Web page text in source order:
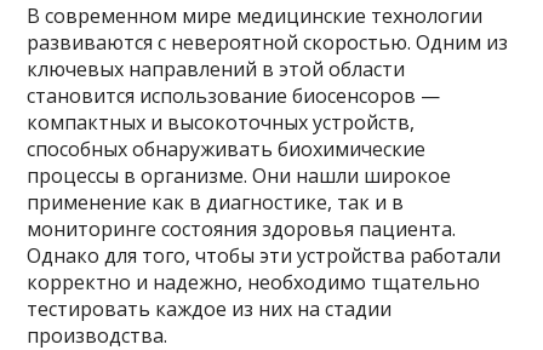
В современном мире медицинские технологии
развиваются с невероятной скоростью. Одним из
ключевых направлений в этой области
становится использование биосенсоров —
компактных и высокоточных устройств,
способных обнаруживать биохимические
процессы в организме. Они нашли широкое
применение как в диагностике, так и в
мониторинге состояния здоровья пациента.
Однако для того, чтобы эти устройства работали
корректно и надежно, необходимо тщательно
тестировать каждое из них на стадии
производства.